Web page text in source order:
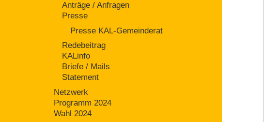
Anträge / Anfragen
Presse
Presse KAL-Gemeinderat
Redebeitrag
KALinfo
Briefe / Mails
Statement
Netzwerk
Programm 2024
Wahl 2024